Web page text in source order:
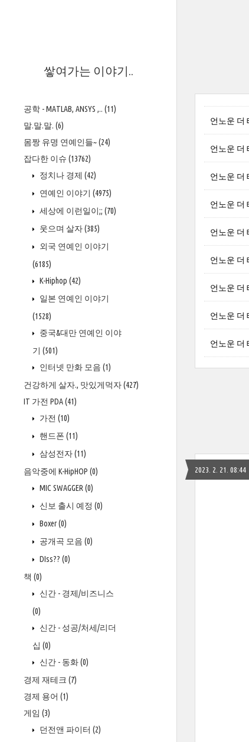
쌓여가는 이야기..
공학 - MATLAB, ANSYS ,.. (11)
말.말.말. (6)
몸짱 유명 연예인들~(24)
잡다한 이슈 (13762)
정치나 경제 (42)
연예인 이야기 (4975)
세상에 이런일이;; (70)
웃으며 살자(385)
외국 연예인 이야기
(6185)
K-Hiphop (42)
일본 연예인 이야기
(1528)
중국&대만 연예인 이야
기 (501)
인터넷 만화 모음 (1)
건강하게 살자., 맛있게먹자(427)
IT 가전 PDA(41)
가전 (10)
핸드폰 (11)
삼성전자(11)
음악중에 K-HipHOP (0)
MIC SWAGGER (0)
신보 출시 예정 (0)
Boxer(0)
공개곡 모음 (0)
DIss?? (0)
책 (0)
신간 - 경제/비즈니스
(0)
신간 - 성공/처세/리더
십 (0)
신간 - 동화(0)
경제 재테크 (7)
경제 용어 (1)
게임 (3)
던전앤 파이터 (2)
언노운 더
언노운 더
언노운 더
언노운 더
언노운 더
언노운 더
언노운 더
언노운 더
언노운 더
2023. 2. 21. 08:44